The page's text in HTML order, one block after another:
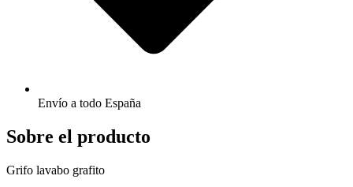
Envío a todo España
Sobre el producto
Grifo lavabo grafito